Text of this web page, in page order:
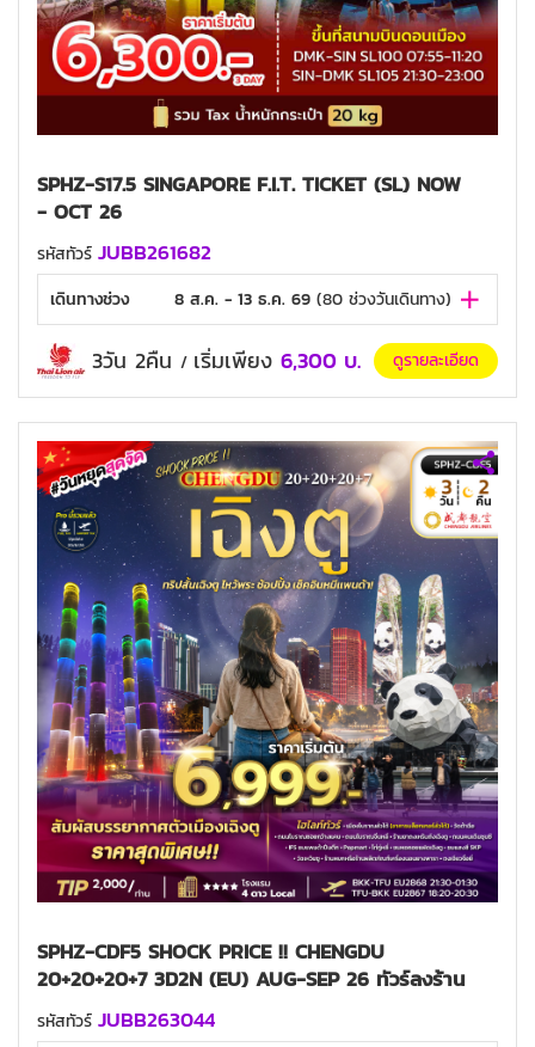
SPHZ-S17.5 SINGAPORE F.I.T. TICKET (SL) NOW
- OCT 26
รหัสทัวร์ JUBB261682
เดินทางช่วง 8 ส.ค. - 13 ธ.ค. 69 (80 ช่วงวันเดินทาง)
3วัน 2คืน / เริ่มเพียง 6,300 บ. ดูรายละเอียด
SPHZ-CDF5 SHOCK PRICE !! CHENGDU
20+20+20+7 3D2N (EU) AUG-SEP 26 ทัวร์ลงร้าน
รหัสทัวร์ JUBB263044